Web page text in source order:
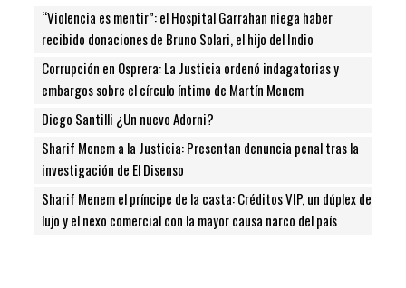
“Violencia es mentir”: el Hospital Garrahan niega haber
recibido donaciones de Bruno Solari, el hijo del Indio
Corrupción en Osprera: La Justicia ordenó indagatorias y
embargos sobre el círculo íntimo de Martín Menem
Diego Santilli ¿Un nuevo Adorni?
Sharif Menem a la Justicia: Presentan denuncia penal tras la
investigación de El Disenso
Sharif Menem el príncipe de la casta: Créditos VIP, un dúplex de
lujo y el nexo comercial con la mayor causa narco del país